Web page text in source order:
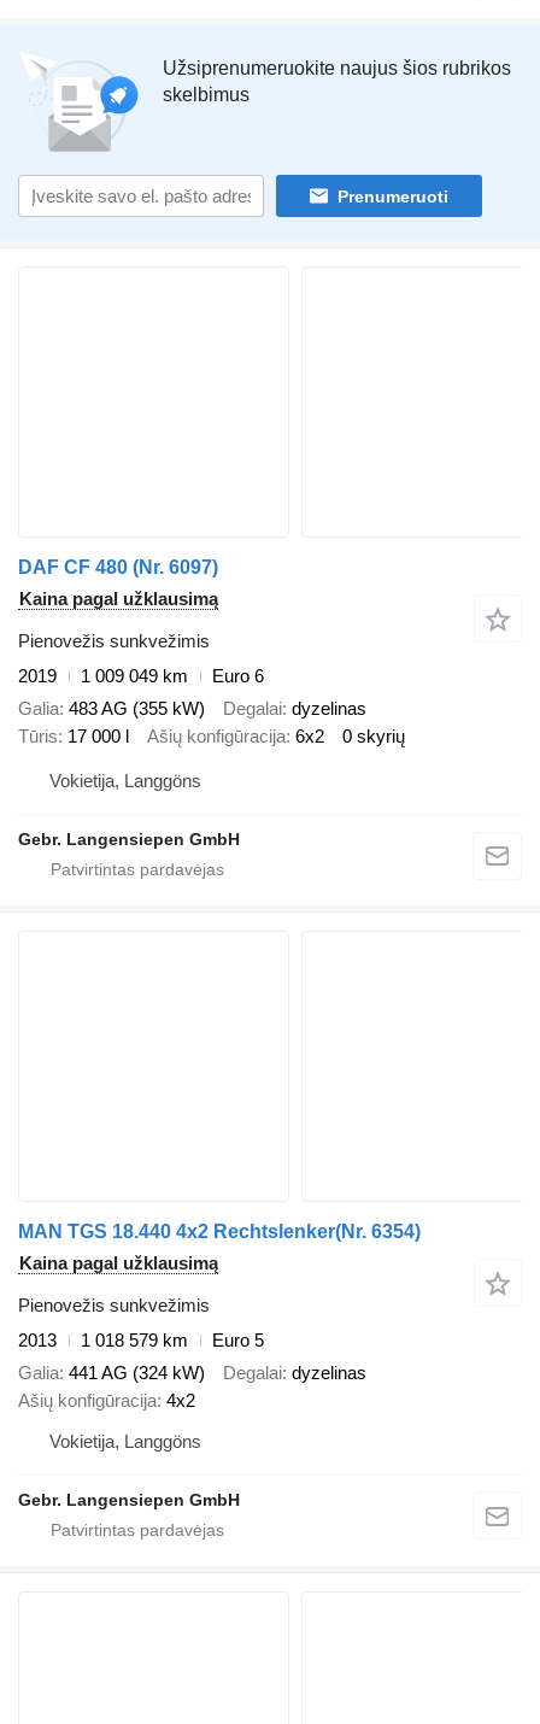
Užsiprenumeruokite naujus šios rubrikos
skelbimus
Prenumeruoti
DAF CF 480 (Nr. 6097)
Kaina pagal užklausimą
Pienovežis sunkvežimis
2019
1 009 049 km
Euro 6
Galia 483 AG (355 kW) Degalai dyzelinas
Tūris 17 000 l Ašių konfigūracija 6x2 0 skyrių
Vokietija, Langgöns
Gebr. Langensiepen GmbH
MAN TGS 18.440 4x2 Rechtslenker(Nr. 6354)
Kaina pagal užklausimą
Pienovežis sunkvežimis
2013
1 018 579 km
Euro 5
Galia 441 AG (324 kW) Degalai dyzelinas
Ašių konfigūracija 4x2
Vokietija, Langgöns
Gebr. Langensiepen GmbH